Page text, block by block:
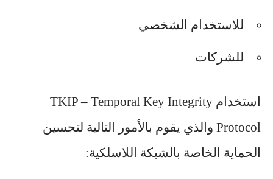
للاستخدام الشخصي
للشركات
استخدام TKIP – Temporal Key Integrity
Protocol والذي يقوم بالأمور التالية لتحسين
الحماية الخاصة بالشبكة اللاسلكية: